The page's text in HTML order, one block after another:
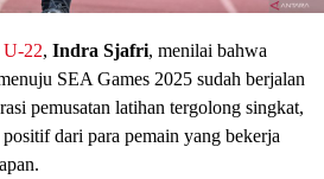
U-22, Indra Sjafri, menilai bahwa
SEA Games 2025 sudah berjalan
pemusatan latihan tergolong singkat,
dari para pemain yang bekerja